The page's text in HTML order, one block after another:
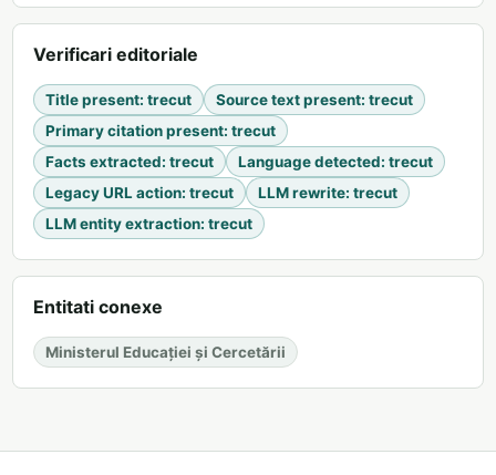
Verificari editoriale
Title present: trecut Source text present: trecut
Primary citation present: trecut
Facts extracted: trecut Language detected: trecut
Legacy URL action: trecut LLM rewrite: trecut
LLM entity extraction: trecut
Entitati conexe
Ministerul Educației și Cercetării